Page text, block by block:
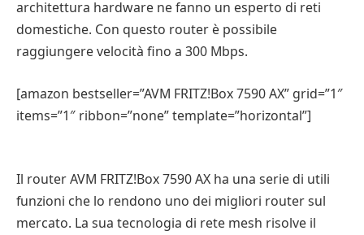
architettura hardware ne fanno un esperto di reti
domestiche. Con questo router è possibile
raggiungere velocità fino a 300 Mbps.
[amazon bestseller=”AVM FRITZ!Box 7590 AX” grid=”1″
items=”1″ ribbon=”none” template=”horizontal”]
Il router AVM FRITZ!Box 7590 AX ha una serie di utili
funzioni che lo rendono uno dei migliori router sul
mercato. La sua tecnologia di rete mesh risolve il